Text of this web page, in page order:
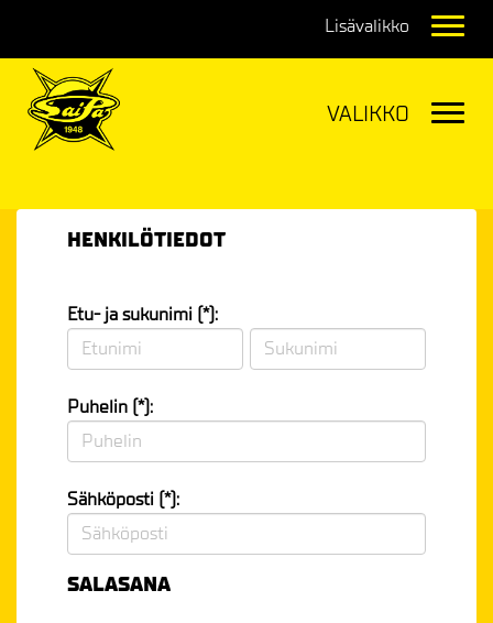
HENKILÖTIEDOT
Etu- ja sukunimi (*):
Puhelin (*):
Sähköposti (*):
SALASANA